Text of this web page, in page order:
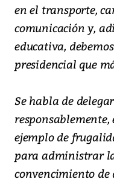
en el transporte,
comunicación y,
educativa,
presidencial que
Se habla de
ejemplo de
para administrar
convencimiento de